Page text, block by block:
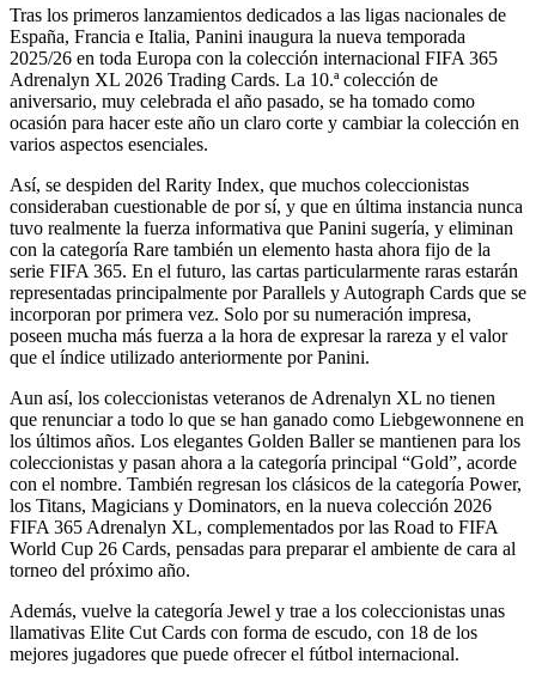
Tras los primeros lanzamientos dedicados a las ligas nacionales de
España, Francia e Italia, Panini inaugura la nueva temporada
2025/26 en toda Europa con la colección internacional FIFA 365
Adrenalyn XL 2026 Trading Cards. La 10.ª colección de
aniversario, muy celebrada el año pasado, se ha tomado como
ocasión para hacer este año un claro corte y cambiar la colección en
varios aspectos esenciales.
Así, se despiden del Rarity Index, que muchos coleccionistas
consideraban cuestionable de por sí, y que en última instancia nunca
tuvo realmente la fuerza informativa que Panini sugería, y eliminan
con la categoría Rare también un elemento hasta ahora fijo de la
serie FIFA 365. En el futuro, las cartas particularmente raras estarán
representadas principalmente por Parallels y Autograph Cards que se
incorporan por primera vez. Solo por su numeración impresa,
poseen mucha más fuerza a la hora de expresar la rareza y el valor
que el índice utilizado anteriormente por Panini.
Aun así, los coleccionistas veteranos de Adrenalyn XL no tienen
que renunciar a todo lo que se han ganado como Liebgewonnene en
los últimos años. Los elegantes Golden Baller se mantienen para los
coleccionistas y pasan ahora a la categoría principal “Gold”, acorde
con el nombre. También regresan los clásicos de la categoría Power,
los Titans, Magicians y Dominators, en la nueva colección 2026
FIFA 365 Adrenalyn XL, complementados por las Road to FIFA
World Cup 26 Cards, pensadas para preparar el ambiente de cara al
torneo del próximo año.
Además, vuelve la categoría Jewel y trae a los coleccionistas unas
llamativas Elite Cut Cards con forma de escudo, con 18 de los
mejores jugadores que puede ofrecer el fútbol internacional.